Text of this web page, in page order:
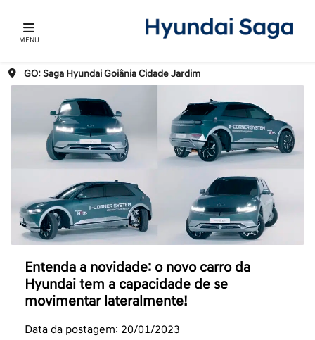
MENU
GO: Saga Hyundai Goiânia Cidade Jardim
Entenda a novidade: o novo carro da
Hyundai tem a capacidade de se
movimentar lateralmente!
Data da postagem: 20/01/2023